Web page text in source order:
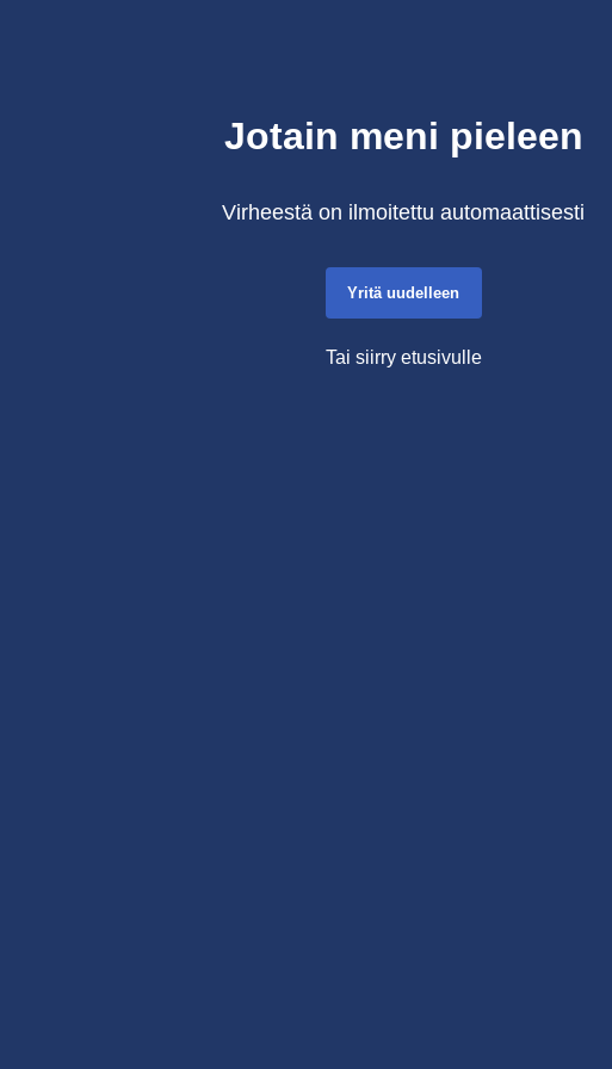
Jotain meni pieleen
Virheestä on ilmoitettu automaattisesti
Yritä uudelleen
Tai siirry etusivulle